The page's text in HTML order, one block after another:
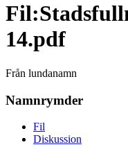
Fil:
14.pdf
Från lundanamn
Namnrymder
Fil
Diskussion